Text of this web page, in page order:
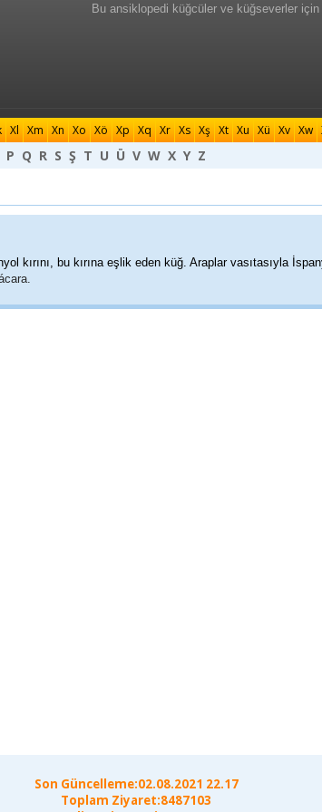
Bu ansiklopedi küğcüler ve küğseverler için
Xl Xm Xn Xo Xö Xp Xq Xr Xs Xş Xt Xu Xü Xv Xw
P Q R S Ş T U Ü V W X Y Z
kırını, bu kırına eşlik eden küğ. Araplar vasıtasıyla
Son Güncelleme:02.08.2021 22.17
Toplam Ziyaret:8487103